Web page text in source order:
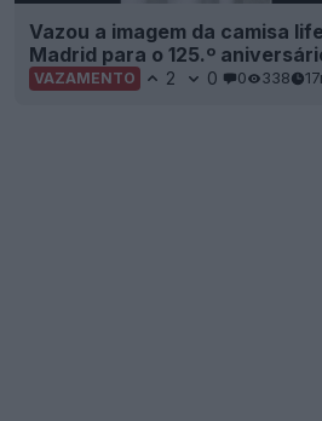
Vazou a imagem da camisa
Madrid para o 125.º
VAZAMENTO 2 0 0 338